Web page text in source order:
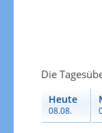
Die
Heute
08.08.